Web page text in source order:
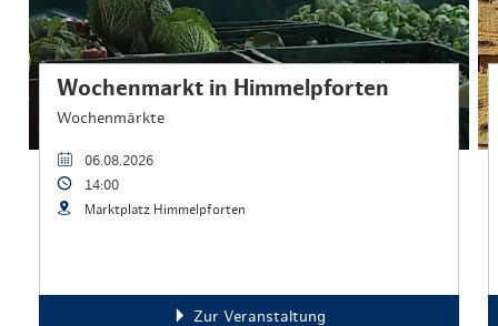
Wochenmarkt in Himmelpforten
Wochenmärkte
06.08.2026
14:00
Marktplatz Himmelpforten
Zur Veranstaltung